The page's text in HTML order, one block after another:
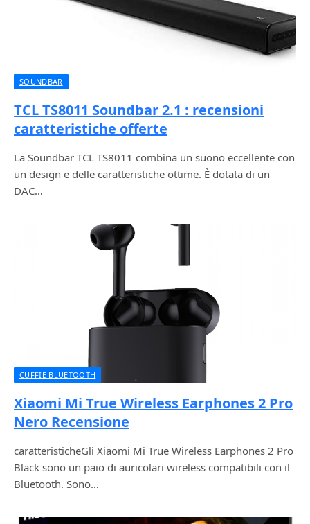
SOUNDBAR
TCL TS8011 Soundbar 2.1 : recensioni
caratteristiche offerte
La Soundbar TCL TS8011 combina un suono eccellente con
un design e delle caratteristiche ottime. È dotata di un
DAC…
CUFFIE BLUETOOTH
Xiaomi Mi True Wireless Earphones 2 Pro
Nero Recensione
caratteristicheGli Xiaomi Mi True Wireless Earphones 2 Pro
Black sono un paio di auricolari wireless compatibili con il
Bluetooth. Sono…